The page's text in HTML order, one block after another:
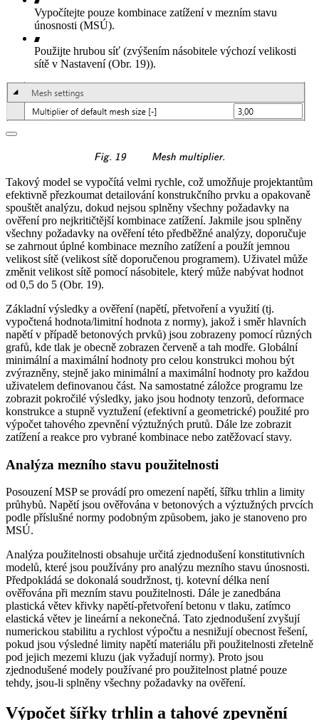
Vypočítejte pouze kombinace zatížení v mezním stavu
únosnosti (MSÚ).
Použijte hrubou síť (zvýšením násobitele výchozí velikosti
sítě v Nastavení (Obr. 19)).
Fig. 19 Mesh multiplier.
Takový model se vypočítá velmi rychle, což umožňuje projektantům
efektivně přezkoumat detailování konstrukčního prvku a opakovaně
spouštět analýzu, dokud nejsou splněny všechny požadavky na
ověření pro nejkritičtější kombinace zatížení. Jakmile jsou splněny
všechny požadavky na ověření této předběžné analýzy, doporučuje
se zahrnout úplné kombinace mezního zatížení a použít jemnou
velikost sítě (velikost sítě doporučenou programem). Uživatel může
změnit velikost sítě pomocí násobitele, který může nabývat hodnot
od 0,5 do 5 (Obr. 19).
Základní výsledky a ověření (napětí, přetvoření a využití (tj.
vypočtená hodnota/limitní hodnota z normy), jakož i směr hlavních
napětí v případě betonových prvků) jsou zobrazeny pomocí různých
grafů, kde tlak je obecně zobrazen červeně a tah modře. Globální
minimální a maximální hodnoty pro celou konstrukci mohou být
zvýrazněny, stejně jako minimální a maximální hodnoty pro každou
uživatelem definovanou část. Na samostatné záložce programu lze
zobrazit pokročilé výsledky, jako jsou hodnoty tenzorů, deformace
konstrukce a stupně vyztužení (efektivní a geometrické) použité pro
výpočet tahového zpevnění výztužných prutů. Dále lze zobrazit
zatížení a reakce pro vybrané kombinace nebo zatěžovací stavy.
Analýza mezního stavu použitelnosti
Posouzení MSP se provádí pro omezení napětí, šířku trhlin a limity
průhybů. Napětí jsou ověřována v betonových a výztužných prvcích
podle příslušné normy podobným způsobem, jako je stanoveno pro
MSÚ.
Analýza použitelnosti obsahuje určitá zjednodušení konstitutivních
modelů, které jsou používány pro analýzu mezního stavu únosnosti.
Předpokládá se dokonalá soudržnost, tj. kotevní délka není
ověřována při mezním stavu použitelnosti. Dále je zanedbána
plastická větev křivky napětí-přetvoření betonu v tlaku, zatímco
elastická větev je lineární a nekonečná. Tato zjednodušení zvyšují
numerickou stabilitu a rychlost výpočtu a nesnižují obecnost řešení,
pokud jsou výsledné limity napětí materiálu při použitelnosti zřetelně
pod jejich mezemi kluzu (jak vyžadují normy). Proto jsou
zjednodušené modely používané pro použitelnost platné pouze
tehdy, jsou-li splněny všechny požadavky na ověření.
Výpočet šířky trhlin a tahové zpevnění